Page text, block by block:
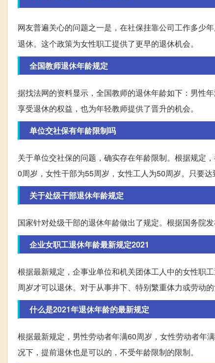
网友普遍关心的问题之一是，在社保挂靠公司工作多少
退休。这个政策为女性职工提供了更早的退休机会。
全国教师退休年龄规定
据找法网的资料显示，全国教师的退休年龄如下：男性
享受退休的权益，也为年轻教师提供了晋升的机会。
单位交社保有年龄限制吗
关于单位交社保的问题，确实存在年龄限制。根据规定
0周岁，女性干部为55周岁，女性工人为50周岁。只要达
关于处级干部退休年龄规定
国家针对处级干部的退休年龄做出了规定。根据国务院
企业女职工退休年龄最新规定2021
根据最新规定，企事业单位和机关团体工人中的女性职
周岁才可以退休。对于从事井下、特别繁重体力或劳动
什么是2021年退休年龄的最新规定
根据最新规定，男性劳动者年满60周岁，女性劳动者年
况下，提前退休也是可以的，不受年龄限制的限制。